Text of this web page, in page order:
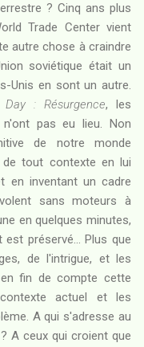
? Cinq ans plus
Trade Center vient
autre chose à craindre
soviétique était un
Unis en sont un autre.
Day : Résurgence, les
pas eu lieu. Non
de notre monde
tout contexte en lui
en inventant un cadre
sans moteurs à
en quelques minutes,
préservé... Plus que
de l'intrigue, et les
fin de compte cette
actuel et les
A qui s'adresse au
? A ceux qui croient que